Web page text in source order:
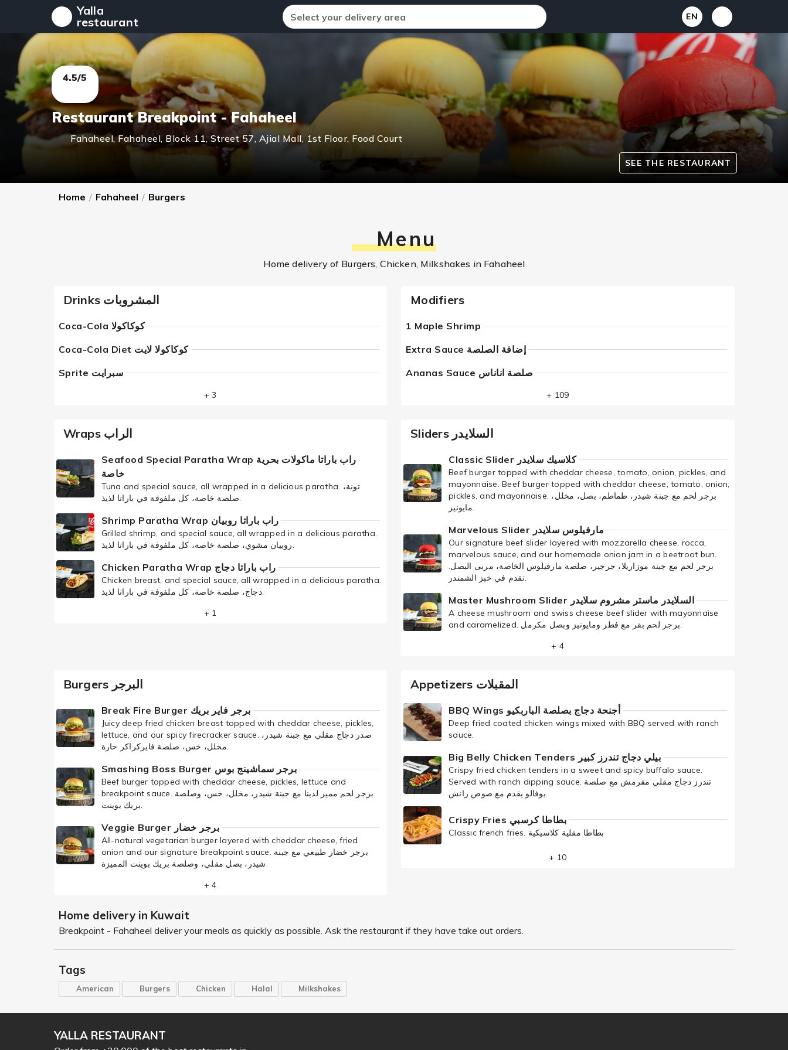
Yalla
restaurant
Select your delivery area EN
4.5/5
Restaurant Breakpoint - Fahaheel
Fahaheel,Fahaheel, Block 11, Street 57, Ajial Mall, 1st Floor, Food Court
SEE THE RESTAURANT
Home / Fahaheel / Burgers
Menu
Home delivery of Burgers, Chicken, Milkshakes in Fahaheel
Drinks المشروبات
Coca-Cola كوكاكولا
Coca-Cola Diet كوكاكولا لايت
Sprite سبرايت
+ 3
Modifiers
1 Maple Shrimp
Extra Sauce إضافة الصلصة
Ananas Sauce صلصة اناناس
+ 109
Wraps الراب
Seafood Special Paratha Wrap راب باراتا ماكولات بحرية
خاصة
Tuna and special sauce, all wrapped in a delicious paratha. تونة،
صلصة خاصة، كل ملفوفة في باراتا لذيذ.
Shrimp Paratha Wrap راب باراتا روبیان
Grilled shrimp, and special sauce, all wrapped in a delicious paratha.
روبیان مشوي، صلصة خاصة، كل ملفوفة في باراتا لذيذ.
Chicken Paratha Wrap راب باراتا دجاج
Chicken breast, and special sauce, all wrapped in a delicious paratha.
دجاج، صلصة خاصة، كل ملفوفة في باراتا لذيذ.
+ 1
Sliders السلايدر
Classic Slider كلاسیك سلايدر
Beef burger topped with cheddar cheese, tomato, onion, pickles, and
mayonnaise. Beef burger topped with cheddar cheese, tomato, onion,
pickles, and mayonnaise. برجر لحم مع جبنة شیدر، طماطم، بصل، مخلل،
مايونیز.
Marvelous Slider مارفیلوس سلايدر
Our signature beef slider layered with mozzarella cheese, rocca,
marvelous sauce, and our homemade onion jam in a beetroot bun.
برجر لحم مع جبنة موزاريلا، جرجیر، صلصة مارفیلوس الخاصة، مربى البصل.
تقدم في خبز الشمندر.
Master Mushroom Slider السلايدر ماستر مشروم سلايدر
A cheese mushroom and swiss cheese beef slider with mayonnaise
and caramelized. برجر لحم بقر مع فطر ومايونیز وبصل مكرمل.
+ 4
Burgers البرجر
Break Fire Burger برجر فاير بريك
Juicy deep fried chicken breast topped with cheddar cheese, pickles,
lettuce, and our spicy firecracker sauce. صدر دجاج مقلي مع جبنة شیدر،
مخلل، خس، صلصة فايركراكر حارة.
Smashing Boss Burger برجر سماشینج بوس
Beef burger topped with cheddar cheese, pickles, lettuce and
breakpoint sauce. برجر لحم ممیز لدينا مع جبنة شیدر، مخلل، خس، وصلصة
بريك بوينت.
Veggie Burger برجر خضار
All-natural vegetarian burger layered with cheddar cheese, fried
onion and our signature breakpoint sauce. برجر خضار طبیعي مع جبنة
شیدر، بصل مقلي، وصلصة بريك بوينت الممیزة.
+ 4
Appetizers المقبلات
BBQ Wings أجنحة دجاج بصلصة الباربكيو
Deep fried coated chicken wings mixed with BBQ served with ranch
sauce.
Big Belly Chicken Tenders بیلي دجاج تندرز كبیر
Crispy fried chicken tenders in a sweet and spicy buffalo sauce.
Served with ranch dipping sauce. تندرز دجاج مقلي مقرمش مع صلصة
بوفالو يقدم مع صوص رانش.
Crispy Fries بطاطا كرسبي
Classic french fries. بطاطا مقلیة كلاسیكیة
+ 10
Home delivery in Kuwait
Breakpoint - Fahaheel deliver your meals as quickly as possible. Ask the restaurant if they have take out orders.
Tags
American Burgers Chicken Halal Milkshakes
YALLA RESTAURANT